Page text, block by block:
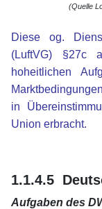
(Quelle
Diese og.
(LuftVG) §27c
hoheitlichen
in
Union erbracht.
1.1.4.5
Aufgaben des